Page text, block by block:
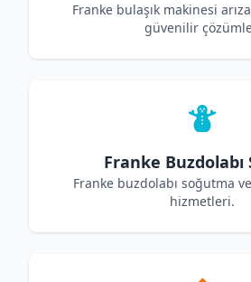
Franke bulaşık makinesi
güvenilir
Franke Buzdolabı
Franke buzdolabı soğutma
hizmetleri.